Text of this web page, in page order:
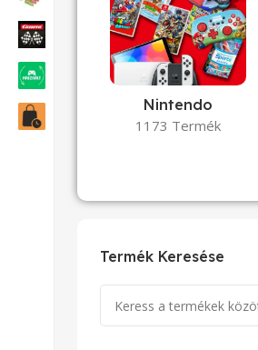
Nintendo
1173 Termék
Termék Keresése